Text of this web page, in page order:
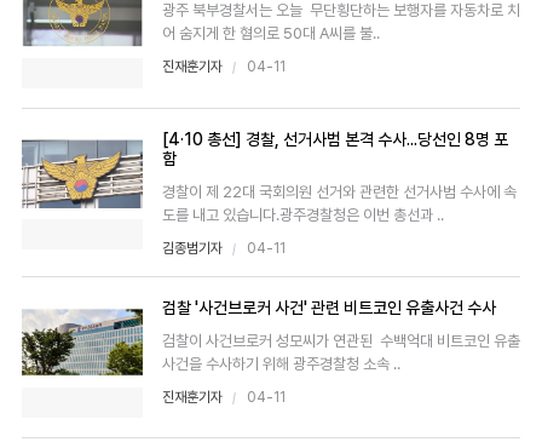
광주 북부경찰서는 오늘 무단횡단하는 보행자를 자동차로 치
어 숨지게 한 혐의로 50대 A씨를 불..
진재훈기자 04-11
[4·10 총선] 경찰, 선거사범 본격 수사...당선인 8명 포
함
경찰이 제 22대 국회의원 선거와 관련한 선거사범 수사에 속
도를 내고 있습니다.광주경찰청은 이번 총선과 ..
김종범기자 04-11
검찰 '사건브로커 사건' 관련 비트코인 유출사건 수사
검찰이 사건브로커 성모씨가 연관된 수백억대 비트코인 유출
사건을 수사하기 위해 광주경찰청 소속 ..
진재훈기자 04-11